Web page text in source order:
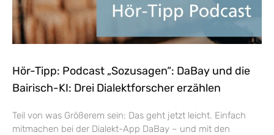
Hör-Tipp: Podcast „Sozusagen“: DaBay und die
Bairisch-KI: Drei Dialektforscher erzählen
Teil von was Größerem sein: Das geht jetzt leicht. Einfach
mitmachen bei der Dialekt-App DaBay – und mit den